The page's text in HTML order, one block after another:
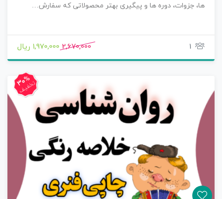
ها، جزوات، دوره ها و پیگیری بهتر محصولاتی که سفارش…
1
2,670,000 1,970,000 ریال
30%
تخفیف